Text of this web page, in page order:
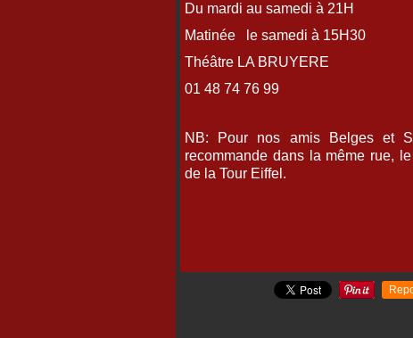
Du mardi au samedi à 21H
Matinée le samedi à 15H30
Théâtre LA BRUYERE
01 48 74 76 99
NB: Pour nos amis Belges et
recommande dans la même rue,
de la Tour Eiffel.